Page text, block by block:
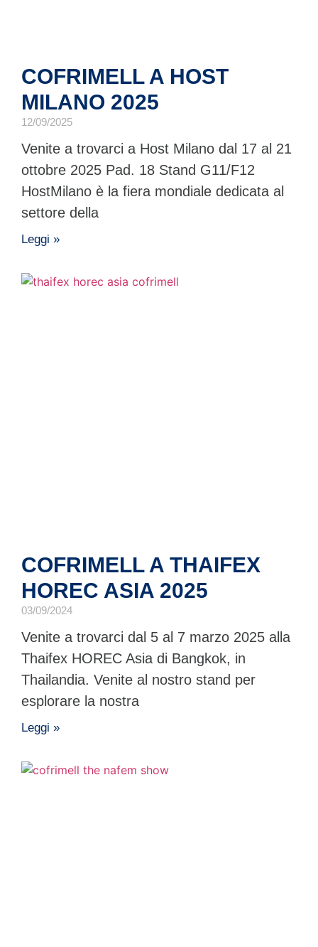
COFRIMELL A HOST
MILANO 2025
12/09/2025
Venite a trovarci a Host Milano dal 17 al 21
ottobre 2025 Pad. 18 Stand G11/F12
HostMilano è la fiera mondiale dedicata al
settore della
Leggi »
COFRIMELL A THAIFEX
HOREC ASIA 2025
03/09/2024
Venite a trovarci dal 5 al 7 marzo 2025 alla
Thaifex HOREC Asia di Bangkok, in
Thailandia. Venite al nostro stand per
esplorare la nostra
Leggi »